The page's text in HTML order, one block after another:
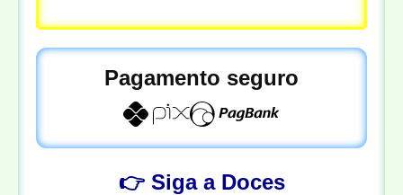
Pagamento seguro
👉 Siga a Doces